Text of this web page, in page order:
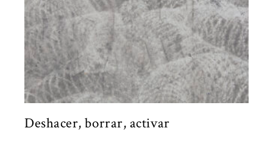
Deshacer, borrar, activar